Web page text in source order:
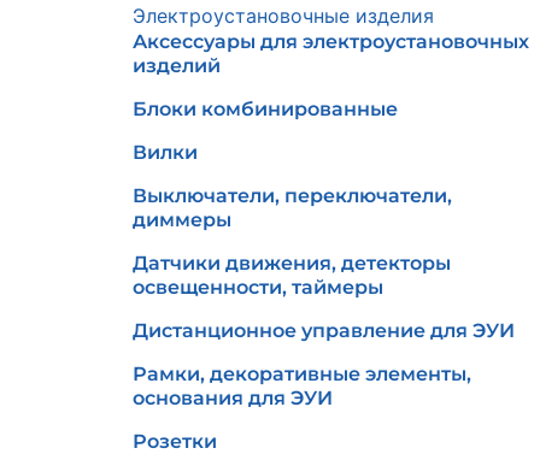
Электроустановочные изделия
Аксессуары для электроустановочных
изделий
Блоки комбинированные
Вилки
Выключатели, переключатели,
диммеры
Датчики движения, детекторы
освещенности, таймеры
Дистанционное управление для ЭУИ
Рамки, декоративные элементы,
основания для ЭУИ
Розетки